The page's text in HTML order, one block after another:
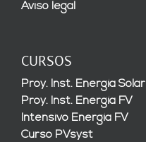
Aviso legal
CURSOS
Proy. Inst. Energía Solar
Proy. Inst. Energía FV
Intensivo Energía FV
Curso PVsyst